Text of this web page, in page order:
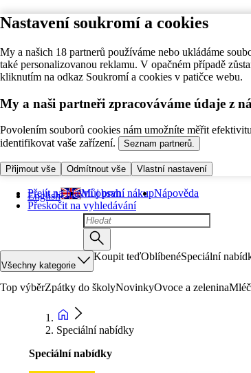
Nastavení soukromí a cookies
My a našich 18 partnerů používáme nebo ukládáme
také personalizovanou reklamu. V opačném případě
kliknutím na odkaz Soukromí a cookies v patičce webu.
My a naši partneři zpracováváme údaje z
Povolením souborů cookies nám umožníte měřit
identifikovat vaše zařízení.
Seznam partnerů.
Přijmout vše Odmítnout vše Vlastní nastavení
Přejít na hlavní obsah
Přeskočit na vyhledávání
English Můj první nákupNápověda
Všechny kategorie
Koupit teďOblíbenéSpeciální
Top výběrZpátky do školyNovinkyOvoce a zelenina
Speciální nabídky
Speciální nabídky